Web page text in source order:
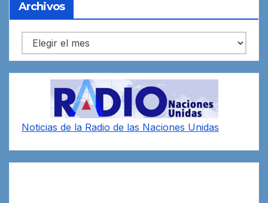
Archivos
Archivos
Noticias de la Radio de las Naciones Unidas